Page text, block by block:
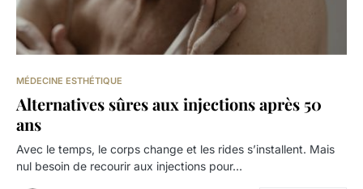
MÉDECINE ESTHÉTIQUE
Alternatives sûres aux injections après 50
ans
Avec le temps, le corps change et les rides s’installent. Mais
nul besoin de recourir aux injections pour…